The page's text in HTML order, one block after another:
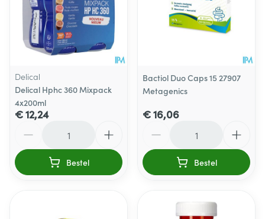
Delical
Delical Hphc 360 Mixpack
4x200ml
€ 12,24
Bestel
Bactiol Duo Caps 15 27907
Metagenics
€ 16,06
Bestel